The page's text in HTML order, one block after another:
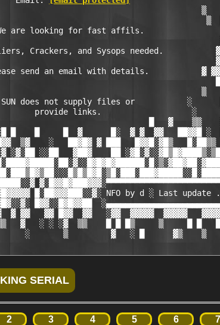
▒
▒
are looking for fast affils.
▒
Crackers, and Sysops needed.           ▓
▓
send an email with details.           ▓ ▓▓
▒
does not supply files or           ░
provide links.                   ░
█   ▓    ▒▒    ▒
█    █     █  ▓      █░  ▓ ▓  ▓▓   ██▓▓█ ░
▒▓    ░   ██▓█▓ ▓ ███   █▓▓█░▓█▒   █░██▒▒
░▓░██ ░░██   ▓██▓    ██
█░██▓▓▓███░░▓░ NFO by d ░ Last
█▓▓░░█▓█▓▓██
▓▓   ▓▓ █▓▓  ▓▓   ░▓▓  ▓▓▓▓▓  ▓▓▓▓▓   ▓▓▓▓
▓   ░ ░ ░▓  ▒▒    █ █ █▒     ▒     █ █
░       ▒         ▓   ░ █      ▓▒    ▒
2 3 4 5 6 7